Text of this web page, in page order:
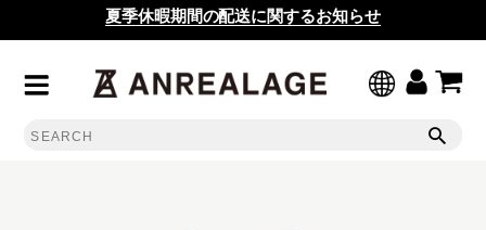
夏季休暇期間の配送に関するお知らせ